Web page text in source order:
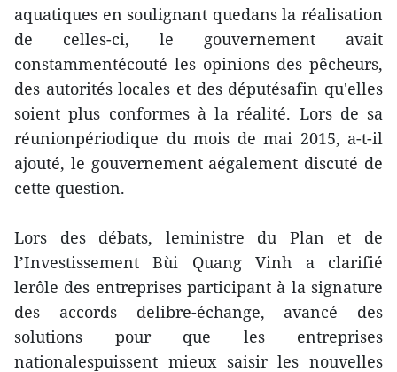
aquatiques en soulignant quedans la réalisation
de celles-ci, le gouvernement avait
constammentécouté les opinions des pêcheurs,
des autorités locales et des députésafin qu'elles
soient plus conformes à la réalité. Lors de sa
réunionpériodique du mois de mai 2015, a-t-il
ajouté, le gouvernement aégalement discuté de
cette question.
Lors des débats, leministre du Plan et de
l’Investissement Bùi Quang Vinh a clarifié
lerôle des entreprises participant à la signature
des accords delibre-échange, avancé des
solutions pour que les entreprises
nationalespuissent mieux saisir les nouvelles